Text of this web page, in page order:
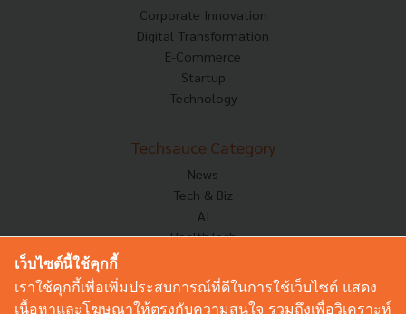
Corporate Innovation
Digital Transformation
E-Commerce
Startup
Technology
Techsauce Category
News
Tech & Biz
AI
HealthTech
Corp Innov
Saucy Thoughts
เว็บไซต์นี้ใช้คุกกี้
เราใช้คุกกี้เพื่อเพิ่มประสบการณ์ที่ดีในการใช้เว็บไซต์ แสดง
เนื้อหาและโฆษณาให้ตรงกับความสนใจ รวมถึงเพื่อวิเคราะห์